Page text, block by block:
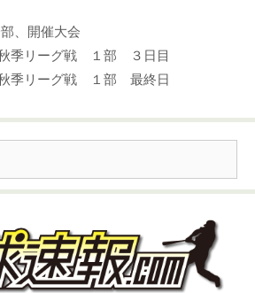
、 開催大会
季リーグ戦 １部 ３日目
季リーグ戦 １部 最終日